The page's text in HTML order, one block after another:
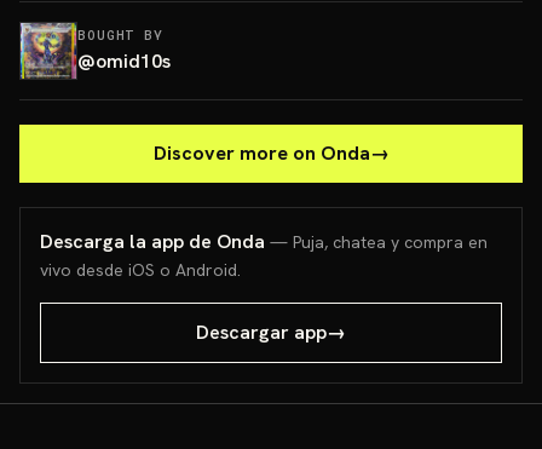
BOUGHT BY
@omid10s
Discover more on Onda→
Descarga la app de Onda — Puja, chatea y compra en
vivo desde iOS o Android.
Descargar app→